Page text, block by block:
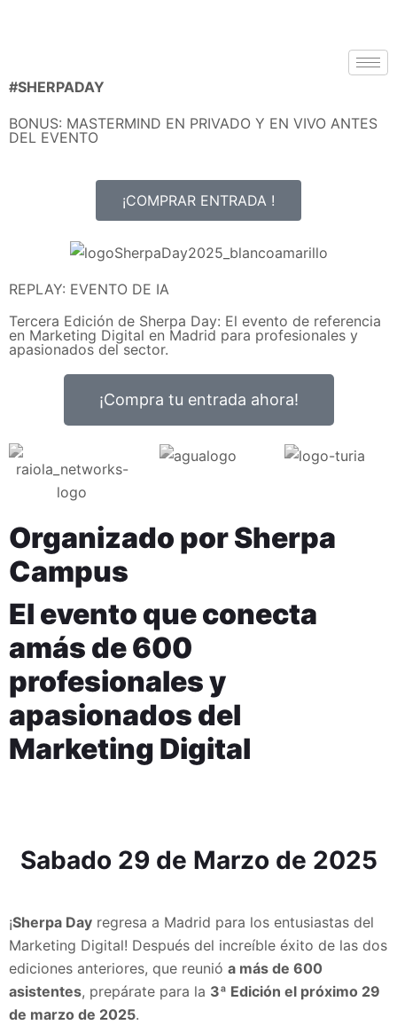
#SHERPADAY
BONUS: MASTERMIND EN PRIVADO Y EN VIVO ANTES
DEL EVENTO
¡COMPRAR ENTRADA !
REPLAY: EVENTO DE IA
Tercera Edición de Sherpa Day: El evento de referencia
en Marketing Digital en Madrid para profesionales y
apasionados del sector.
¡Compra tu entrada ahora!
Organizado por Sherpa
Campus
El evento que conecta
amás de 600
profesionales y
apasionados del
Marketing Digital
Sabado 29 de Marzo de 2025
¡Sherpa Day regresa a Madrid para los entusiastas del
Marketing Digital! Después del increíble éxito de las dos
ediciones anteriores, que reunió a más de 600
asistentes, prepárate para la 3ª Edición el próximo 29
de marzo de 2025.